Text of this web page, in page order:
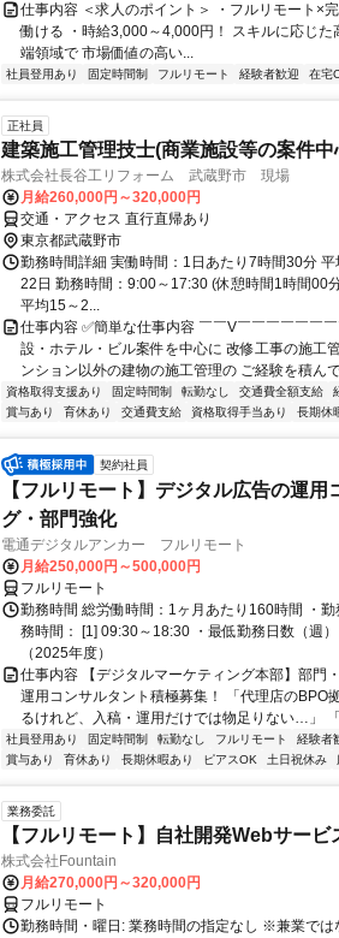
仕事内容 ＜求人のポイント＞ ・フルリモート×
働ける ・時給3,000～4,000円！ スキルに応じ
端領域で 市場価値の高い...
社員登用あり 固定時間制 フルリモート 経験者歓迎 在宅
正社員
建築施工管理技士(商業施設等の案件中
株式会社長谷工リフォーム 武蔵野市 現場
月給260,000円～320,000円
交通・アクセス 直行直帰あり
東京都武蔵野市
勤務時間詳細 実働時間：1日あたり7時間30分
22日 勤務時間：9:00～17:30 (休憩時間1時間00
平均15～2...
仕事内容 ✅簡単な仕事内容 ￣￣V￣￣￣￣￣￣
設・ホテル・ビル案件を中心に 改修工事の施工
ンション以外の建物の施工管理の ご経験を積ん
資格取得支援あり 固定時間制 転勤なし 交通費全額支給
賞与あり
育休あり 交通費支給 資格取得手当あり 長期休
契約社員
【フルリモート】デジタル広告の運
グ・部門強化
電通デジタルアンカー フルリモート
月給250,000円～500,000円
フルリモート
勤務時間 総労働時間：1ヶ月あたり160時間 ・
務時間： [1] 09:30～18:30 ・最低勤務日数（週
（2025年度）
仕事内容 【デジタルマーケティング本部】部門
運用コンサルタント積極募集！ 「代理店のBPO
るけれど、入稿・運用だけでは物足りない…」
社員登用あり 固定時間制 転勤なし フルリモート 経験者
賞与あり
育休あり 長期休暇あり ピアスOK 土日祝休み
業務委託
【フルリモート】自社開発Webサー
株式会社Fountain
月給270,000円～320,000円
フルリモート
勤務時間・曜日: 業務時間の指定なし ※兼業では